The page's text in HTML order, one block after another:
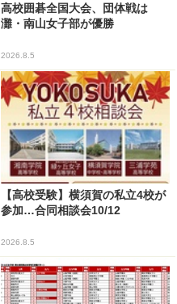
高校囲碁全国大会、団体戦は
灘・南山女子部が優勝
2026.8.5
【高校受験】横須賀の私立4校が
参加…合同相談会10/12
2026.8.5